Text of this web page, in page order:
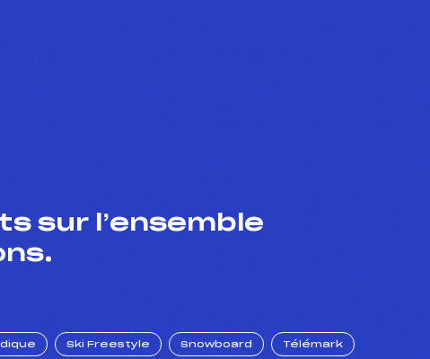
sur l’ensemble
Ski Freestyle Snowboard Télémark